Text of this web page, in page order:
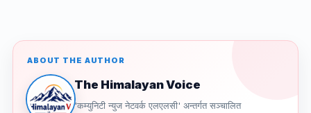
ABOUT THE AUTHOR
The Himalayan Voice
'कम्युनिटी न्युज नेटवर्क एलएलसी' अन्तर्गत सञ्चालित